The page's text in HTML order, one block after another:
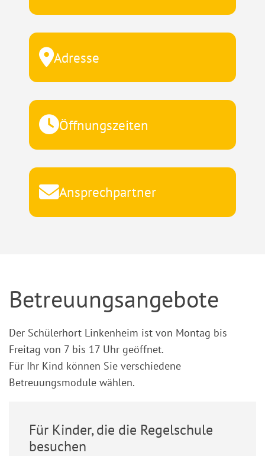
Adresse
Öffnungszeiten
Ansprechpartner
Betreuungsangebote
Der Schülerhort Linkenheim ist von Montag bis
Freitag von 7 bis 17 Uhr geöffnet.
Für Ihr Kind können Sie verschiedene
Betreuungsmodule wählen.
Für Kinder, die die Regelschule
besuchen